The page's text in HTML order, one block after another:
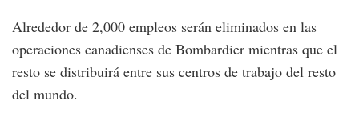
Alrededor de 2,000 empleos serán eliminados en las
operaciones canadienses de Bombardier mientras que el
resto se distribuirá entre sus centros de trabajo del resto
del mundo.